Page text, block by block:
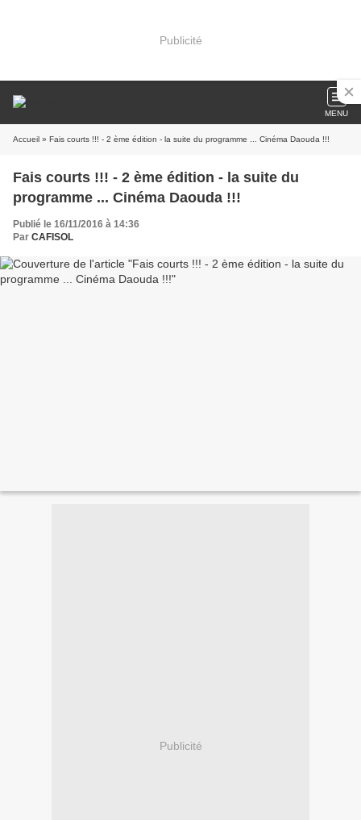
Publicité
MENU
Accueil » Fais courts !!! - 2 ème édition - la suite du programme ... Cinéma Daouda !!!
Fais courts !!! - 2 ème édition - la suite du
programme ... Cinéma Daouda !!!
Publié le 16/11/2016 à 14:36
Par CAFISOL
Publicité